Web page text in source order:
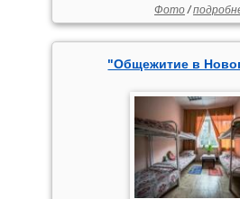
Фото/
"Общежитие в